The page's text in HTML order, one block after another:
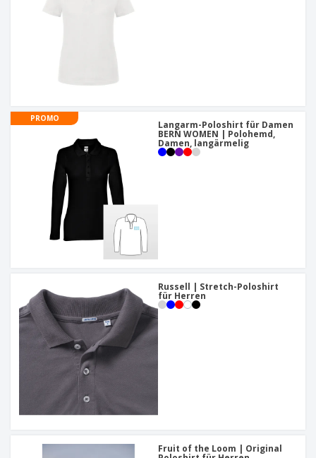
PROMO
Langarm-Poloshirt für Damen
BERN WOMEN | Polohemd,
Damen, langärmelig
Russell | Stretch-Poloshirt
für Herren
Fruit of the Loom | Original